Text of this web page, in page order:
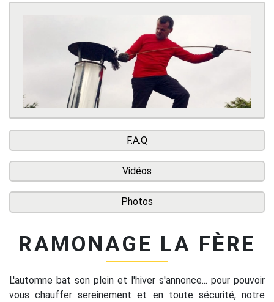
F.A.Q
Vidéos
Photos
RAMONAGE LA FÈRE
L'automne bat son plein et l'hiver s'annonce... pour pouvoir
vous chauffer sereinement et en toute sécurité, notre